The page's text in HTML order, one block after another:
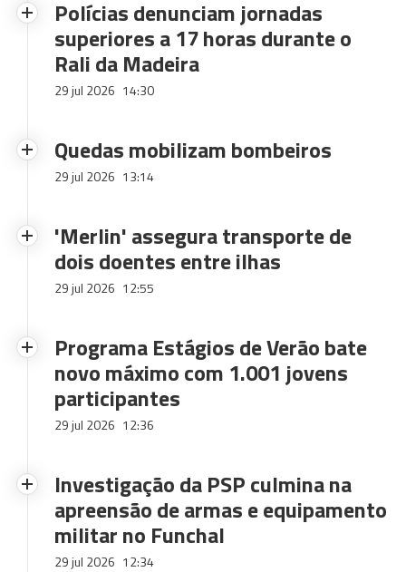
Polícias denunciam jornadas
superiores a 17 horas durante o
Rali da Madeira
29 jul 2026 14:30
Quedas mobilizam bombeiros
29 jul 2026 13:14
'Merlin' assegura transporte de
dois doentes entre ilhas
29 jul 2026 12:55
Programa Estágios de Verão bate
novo máximo com 1.001 jovens
participantes
29 jul 2026 12:36
Investigação da PSP culmina na
apreensão de armas e equipamento
militar no Funchal
29 jul 2026 12:34